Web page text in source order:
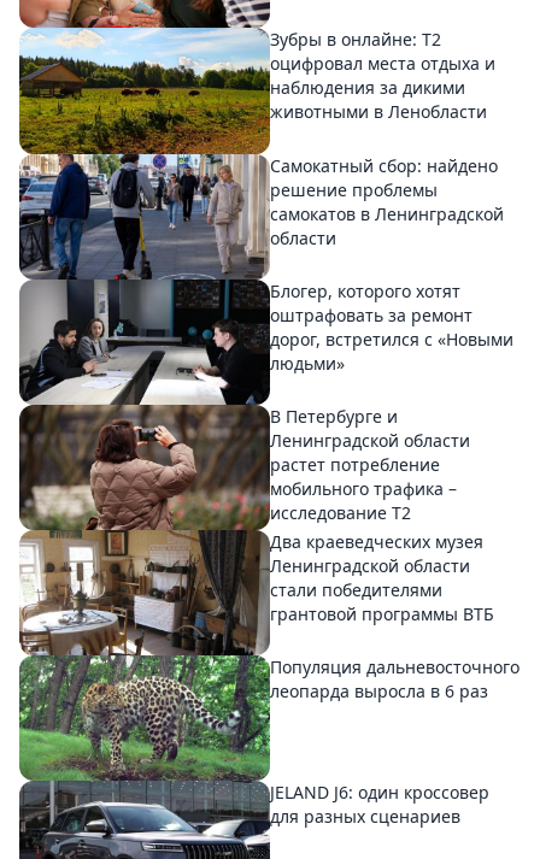
Зубры в онлайне: Т2
оцифровал места отдыха и
наблюдения за дикими
животными в Ленобласти
Самокатный сбор: найдено
решение проблемы
самокатов в Ленинградской
области
Блогер, которого хотят
оштрафовать за ремонт
дорог, встретился с «Новыми
людьми»
В Петербурге и
Ленинградской области
растет потребление
мобильного трафика –
исследование T2
Два краеведческих музея
Ленинградской области
стали победителями
грантовой программы ВТБ
Популяция дальневосточного
леопарда выросла в 6 раз
JELAND J6: один кроссовер
для разных сценариев